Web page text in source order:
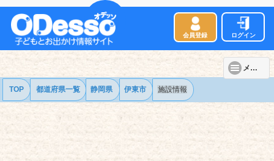
会員登録 ログイン
メニュー
TOP 都道府県一覧 静岡県 伊東市 施設情報